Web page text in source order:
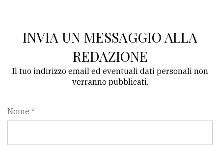
policyINVIA UN MESSAGGIO ALLA
REDAZIONE
Il tuo indirizzo email ed eventuali dati personali non
verranno pubblicati.
Nome *